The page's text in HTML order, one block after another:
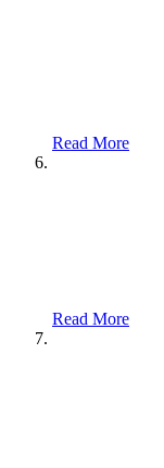
Read More
Read More